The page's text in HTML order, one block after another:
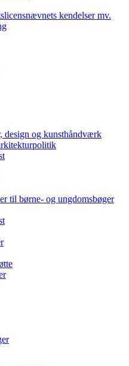
kendelser mv.
design og kunsthåndværk
til børne- og ungdomsbøger